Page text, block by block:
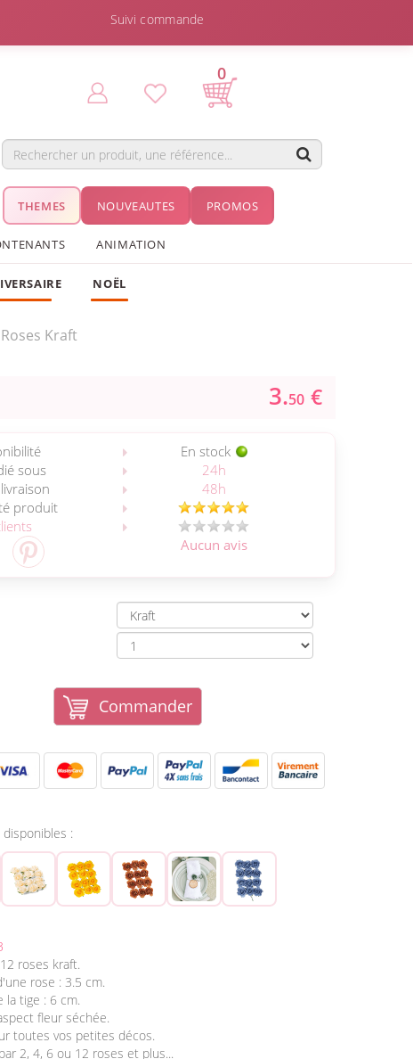
Suivi commande
0
THEMES NOUVEAUTES PROMOS
ANIMATION
NOËL
Kraft
3.50 €
En stock
sous
24h
48h
produit
Aucun avis
Commander
:
roses kraft.
rose : 3.5 cm.
la tige : 6 cm.
fleur séchée.
toutes vos petites décos.
2, 4, 6 ou 12 roses et plus...